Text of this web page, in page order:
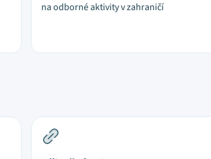
na odborné aktivity v zahraničí